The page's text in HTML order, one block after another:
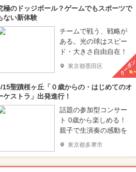
極のドッジボール？ゲームでもスポーツで
ない新体験
チームで戦う、戦略が
ある。光の球はスピー
ド・大きさ自由自在！
東京都墨田区 クーポン
15聖蹟桜ヶ丘「０歳からの・はじめてのオ
ケストラ」出発進行！
話題の参加型コンサー
ト 0歳から楽しめる！
親子で生演奏の感動を
東京都多摩市